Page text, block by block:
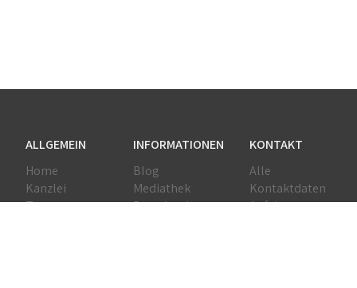
ALLGEMEIN
Home
Kanzlei
Team
INFORMATIONEN
Blog
Mediathek
Downloads
KONTAKT
Alle
Kontaktdaten
Anfahrt